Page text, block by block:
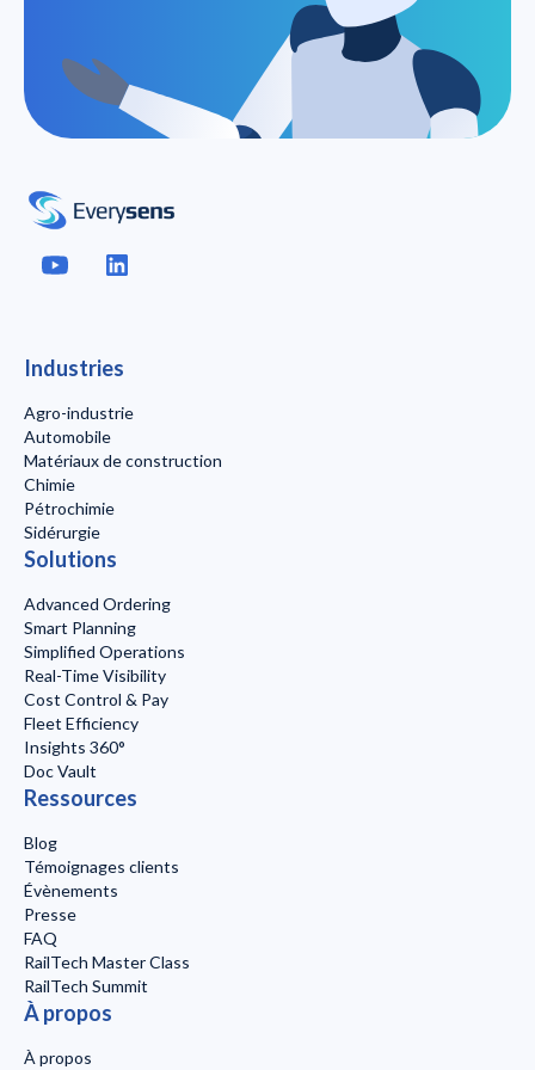
Industries
Agro-industrie
Automobile
Matériaux de construction
Chimie
Pétrochimie
Sidérurgie
Solutions
Advanced Ordering
Smart Planning
Simplified Operations
Real-Time Visibility
Cost Control & Pay
Fleet Efficiency
Insights 360°
Doc Vault
Ressources
Blog
Témoignages clients
Évènements
Presse
FAQ
RailTech Master Class
RailTech Summit
À propos
À propos